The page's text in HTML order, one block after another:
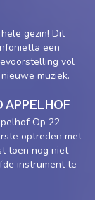
gezin! Dit
een
vol
muziek.
APPELHOF
Op 22
optreden met
toen nog niet
instrument te